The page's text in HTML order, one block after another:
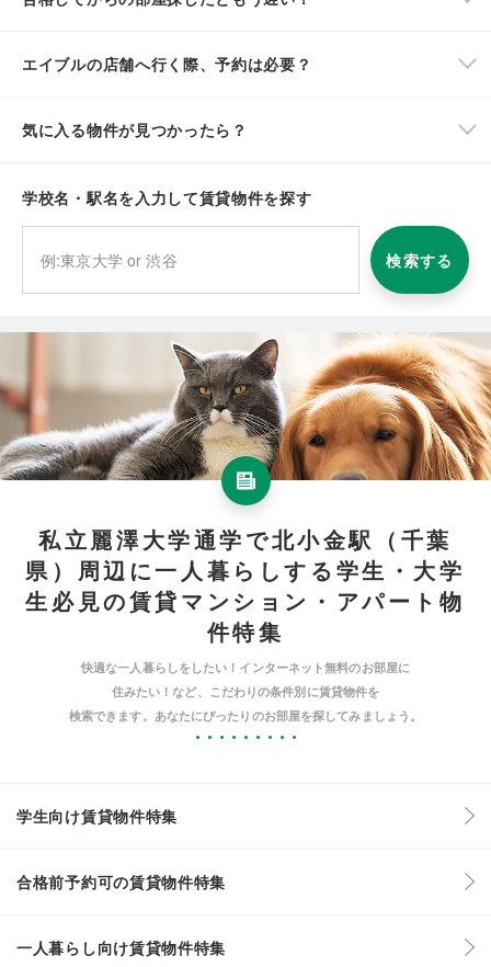
エイブルの店舗へ行く際、予約は必要？
気に入る物件が見つかったら？
学校名・駅名を入力して賃貸物件を探す
検索する
私立麗澤大学通学で北小金駅（千葉
県）周辺に一人暮らしする学生・大学
生必見の賃貸マンション・アパート物
件特集
快適な一人暮らしをしたい！インターネット無料のお部屋に
住みたい！など、こだわりの条件別に賃貸物件を
検索できます。あなたにぴったりのお部屋を探してみましょう。
学生向け賃貸物件特集
合格前予約可の賃貸物件特集
一人暮らし向け賃貸物件特集